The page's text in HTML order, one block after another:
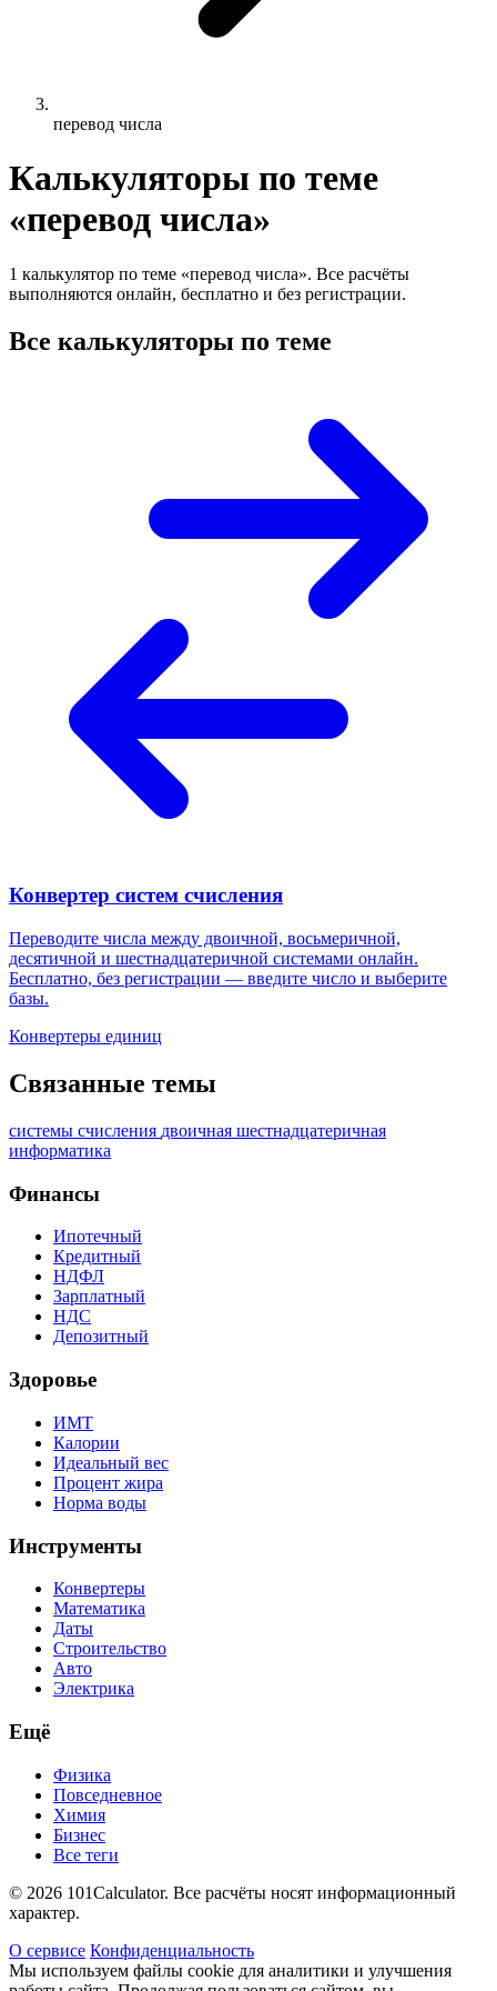
перевод числа
Калькуляторы по теме
«перевод числа»
1 калькулятор по теме «перевод числа». Все расчёты
выполняются онлайн, бесплатно и без регистрации.
Все калькуляторы по теме
Конвертер систем счисления
Переводите числа между двоичной, восьмеричной,
десятичной и шестнадцатеричной системами онлайн.
Бесплатно, без регистрации — введите число и выберите
базы.
Конвертеры единиц
Связанные темы
системы счисления двоичная шестнадцатеричная
информатика
Финансы
Ипотечный
Кредитный
НДФЛ
Зарплатный
НДС
Депозитный
Здоровье
ИМТ
Калории
Идеальный вес
Процент жира
Норма воды
Инструменты
Конвертеры
Математика
Даты
Строительство
Авто
Электрика
Ещё
Физика
Повседневное
Химия
Бизнес
Все теги
© 2026 101Calculator. Все расчёты носят информационный
характер.
О сервисе Конфиденциальность
Мы используем файлы cookie для аналитики и улучшения